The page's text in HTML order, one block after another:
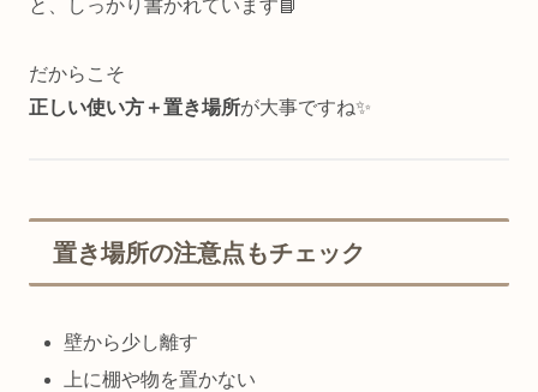
と、しっかり書かれています📘
だからこそ
正しい使い方＋置き場所が大事ですね✨
置き場所の注意点もチェック
壁から少し離す
上に棚や物を置かない